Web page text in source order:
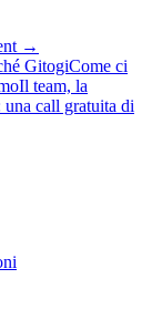
→
GitogiCome ci
Il team, la
una call gratuita di